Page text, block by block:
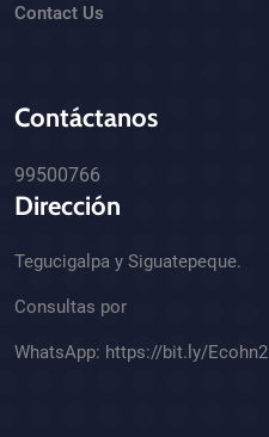
Contact Us
Contáctanos
99500766
Dirección
Tegucigalpa y Siguatepeque.
Consultas por
WhatsApp: https://bit.ly/Ecohn2